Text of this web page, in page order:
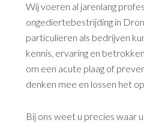
Wij voeren al jarenlang
ongediertebestrijding in
particulieren als bedrijven
kennis, ervaring en
om een acute plaag of
denken mee en lossen het
Bij ons weet u precies waar